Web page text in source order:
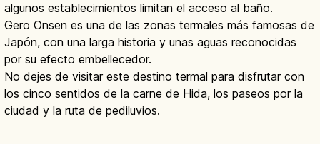
algunos establecimientos limitan el acceso al baño.
Gero Onsen es una de las zonas termales más famosas de
Japón, con una larga historia y unas aguas reconocidas
por su efecto embellecedor.
No dejes de visitar este destino termal para disfrutar con
los cinco sentidos de la carne de Hida, los paseos por la
ciudad y la ruta de pediluvios.